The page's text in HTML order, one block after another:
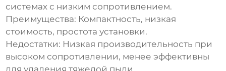
системах с низким сопротивлением.
Преимущества: Компактность, низкая
стоимость, простота установки.
Недостатки: Низкая производительность при
высоком сопротивлении, менее эффективны